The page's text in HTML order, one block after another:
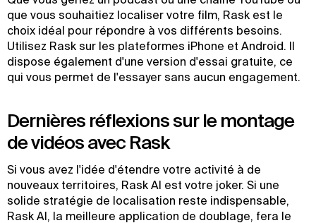
que vous souhaitiez localiser votre film, Rask est le
choix idéal pour répondre à vos différents besoins.
Utilisez Rask sur les plateformes iPhone et Android. Il
dispose également d'une version d'essai gratuite, ce
qui vous permet de l'essayer sans aucun engagement.
Dernières réflexions sur le montage
de vidéos avec Rask
Si vous avez l'idée d'étendre votre activité à de
nouveaux territoires, Rask AI est votre joker. Si une
solide stratégie de localisation reste indispensable,
Rask AI, la meilleure application de doublage, fera le